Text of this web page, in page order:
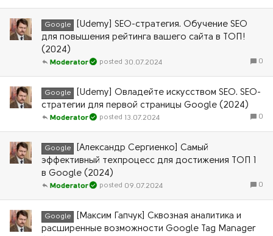
Google
[Udemy] SEO-стратегия. Обучение SEO
для повышения рейтинга вашего сайта в ТОП!
(2024)
0
30.07.2024
Moderator
Google
[Udemy] Овладейте искусством SEO. SEO-
стратегии для первой страницы Google (2024)
0
13.07.2024
Moderator
Google
[Александр Сергиенко] Самый
эффективный техпроцесс для достижения ТОП 1
в Google (2024)
0
09.07.2024
Moderator
Google
[Максим Гапчук] Сквозная аналитика и
расширенные возможности Google Tag Manager